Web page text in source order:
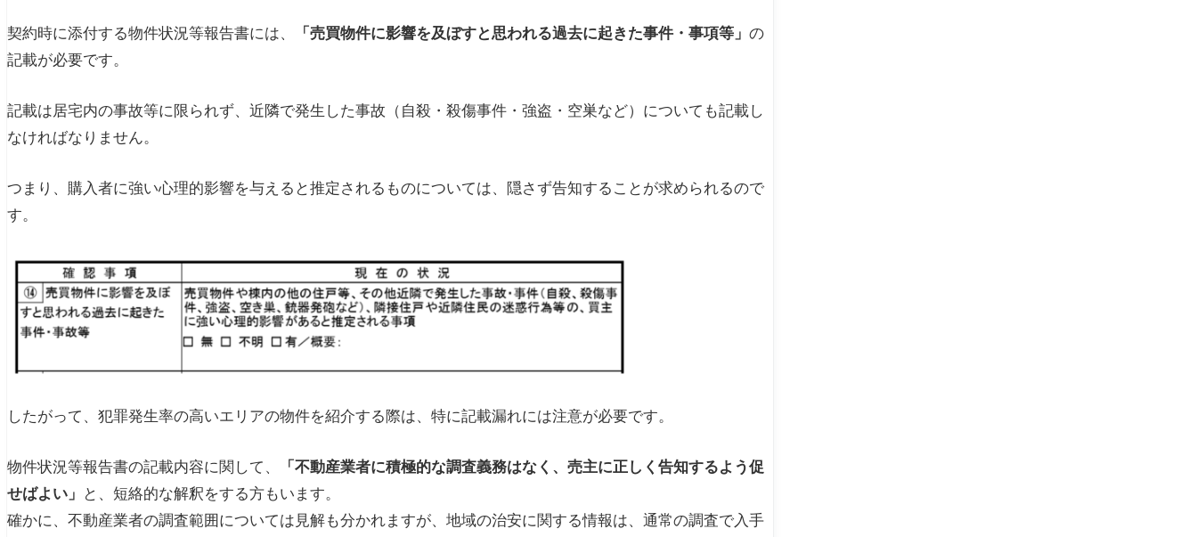
契約時に添付する物件状況等報告書には、 「売買物件に影響を及ぼすと思われる過去に起きた事件・事項等」 の
記載が必要です。
記載は居宅内の事故等に限られず、近隣で発生した事故（自殺・殺傷事件・強盗・空巣など）についても記載し
なければなりません。
つまり、購入者に強い心理的影響を与えると推定されるものについては、隠さず告知することが求められるので
す。
したがって、犯罪発生率の高いエリアの物件を紹介する際は、特に記載漏れには注意が必要です。
物件状況等報告書の記載内容に関して、
「不動産業者に積極的な調査義務はなく、売主に正しく告知するよう促
せばよい」
と、短絡的な解釈をする方もいます。
確かに、不動産業者の調査範囲については見解も分かれますが、地域の治安に関する情報は、通常の調査で入手